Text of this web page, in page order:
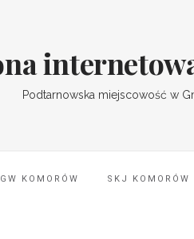
Podtarnowska miejscowość w
KOMORÓW SKJ KOMORÓW